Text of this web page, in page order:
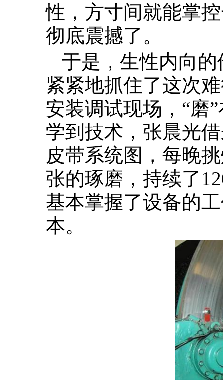
性，方寸间就能掌
彻底震撼了。
于是，生性内向
紧紧地抓住了这次
安装调试现场，“磨
学到技术，张晨光
皮带系统图，每晚
张的琢磨，持续了
基本掌握了设备的
本。